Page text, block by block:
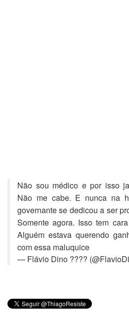
Não sou médico e por isso
Não me cabe. E nunca na
governante se dedicou a ser
Somente agora. Isso tem
Alguém estava querendo
com essa maluquice
— Flávio Dino ????